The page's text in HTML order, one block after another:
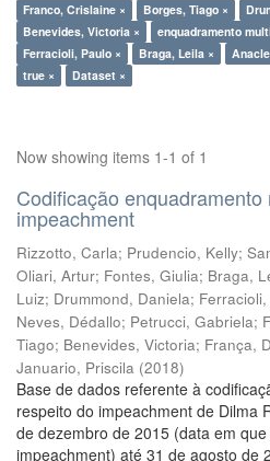
Franco, Crislaine × Borges, Tiago ×
Benevides, Victoria ×
enquadramento
Ferracioli, Paulo ×
Braga, Leila ×
true ×
Dataset ×
Now showing items 1-1 of 1
Codificação enquadramento
impeachment
Rizzotto, Carla; Prudencio, Kelly;
Oliari, Artur; Fontes, Giulia; Braga,
Luiz; Drummond, Daniela;
Neves, Dédallo; Petrucci, Gabriela;
Tiago; Benevides, Victoria; França,
Januario, Priscila (2018)
Base de dados referente à
respeito do impeachment de Dilma
de dezembro de 2015 (data em
impeachment) até 31 de agosto de